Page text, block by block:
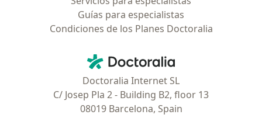
Guías para especialistas
Condiciones de los Planes Doctoralia
Doctoralia - Página de inicio
Doctoralia Internet SL
C/ Josep Pla 2 - Building B2, floor 13
08019 Barcelona, Spain